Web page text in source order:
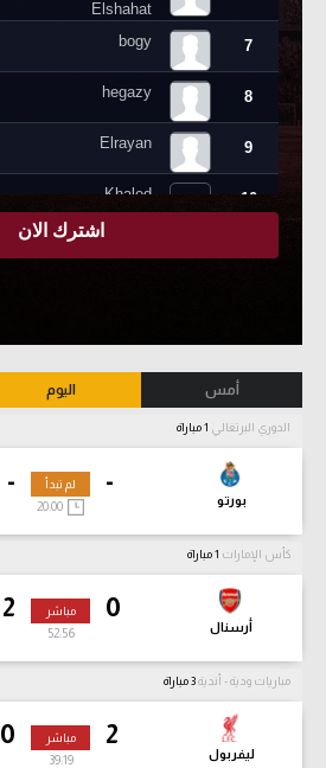
أمس اليوم
الدوري البرتغالي
-
بورتو
- لم تبدأ
كأس الإمارات
0
أرسنال
2 مباشر
52:58
مباريات ودية - أندية
2
ليفربول
0 مباشر
39:21